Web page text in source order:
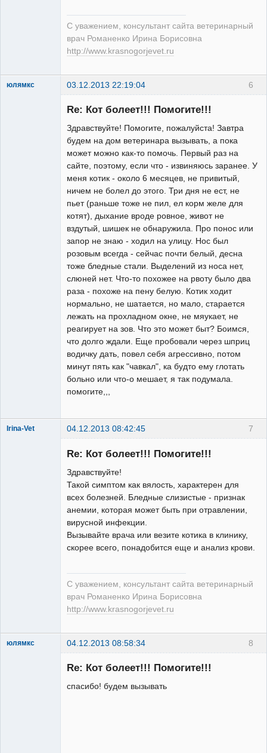
С уважением, консультант сайта ветеринарный
врач Романенко Ирина Борисовна
http://www.krasnogorjevet.ru
6
юлямкс 03.12.2013 22:19:04
Зарегистрированный
Re: Кот болеет!!! Помогите!!!
Здравствуйте! Помогите, пожалуйста! Завтра
будем на дом ветеринара вызывать, а пока
может можно как-то помочь. Первый раз на
сайте, поэтому, если что - извиняюсь заранее. У
меня котик - около 6 месяцев, не привитый,
ничем не болел до этого. Три дня не ест, не
пьет (раньше тоже не пил, ел корм желе для
котят), дыхание вроде ровное, живот не
вздутый, шишек не обнаружила. Про понос или
запор не знаю - ходил на улицу. Нос был
розовым всегда - сейчас почти белый, десна
тоже бледные стали. Выделений из носа нет,
слюней нет. Что-то похожее на рвоту было два
раза - похоже на пену белую. Котик ходит
нормально, не шатается, но мало, старается
лежать на прохладном окне, не мяукает, не
реагирует на зов. Что это может быт? Боимся,
что долго ждали. Еще пробовали через шприц
водичку дать, повел себя агрессивно, потом
минут пять как "чавкал", ка будто ему глотать
больно или что-о мешает, я так подумала.
помогите,,,
7
Irina-Vet 04.12.2013 08:42:45
Re: Кот болеет!!! Помогите!!!
Здравствуйте!
Такой симптом как вялость, характерен для
всех болезней. Бледные слизистые - признак
анемии, которая может быть при отравлении,
вирусной инфекции.
Вызывайте врача или везите котика в клинику,
скорее всего, понадобится еще и анализ крови.
С уважением, консультант сайта ветеринарный
врач Романенко Ирина Борисовна
http://www.krasnogorjevet.ru
8
юлямкс 04.12.2013 08:58:34
Зарегистрированный
Re: Кот болеет!!! Помогите!!!
спасибо! будем вызывать